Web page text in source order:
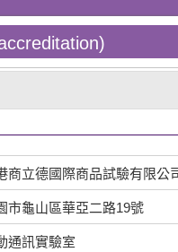
商立德國際商品試驗有限公
市龜山區華亞二路19號
通訊實驗室